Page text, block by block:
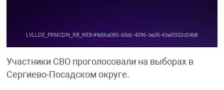
Участники СВО проголосовали на выборах в
Сергиево-Посадском округе.